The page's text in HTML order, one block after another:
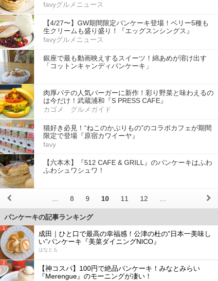
favyグルメニュース
【4/27〜】GW期間限定パンケーキ登場！ベリー5種も
生クリームも盛り盛り！『エッグスンシングス』
favyグルメニュース
銀座で最も動画映えするスイーツ！綿あめが溶け出す
「コットンキャンディパンケーキ」
肉厚パテの人気バーガーに新作！彩り野菜と味わえるの
は今だけ！武蔵浦和『S PRESS CAFE』
カゴメ グルメガイド
猫好き必見！“ねこのかぶりもの”のコラボカフェが期間
限定で登場『原宿カワイーヤ』
favy
【六本木】『512 CAFE & GRILL』のパンケーキはふわ
ふわシュワシュワ！
8 9 10 11 12
パンケーキの記事ランキング
1
成田｜ひと口で最高の幸福感！公津の杜の”日本一美味し
い”パンケーキ『美菜ダイニングNICO』
はなとも
2
【神コスパ】100円で絶品パンケーキ！みなとみらい
『Merengue』のモーニングが凄い！